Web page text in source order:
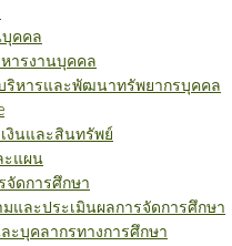
บุคคล
ารงานบุคคล
ริหารและพัฒนาทรัพยากรบุคคล
งินและสินทรัพย์
ะแผน
จัดการศึกษา
และประเมินผลการจัดการศึกษา
บุคลากรทางการศึกษา